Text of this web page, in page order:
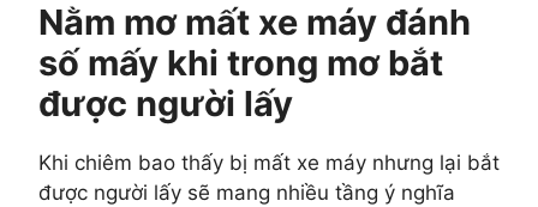
Nằm mơ mất xe máy đánh
số mấy khi trong mơ bắt
được người lấy
Khi chiêm bao thấy bị mất xe máy nhưng lại bắt
được người lấy sẽ mang nhiều tầng ý nghĩa